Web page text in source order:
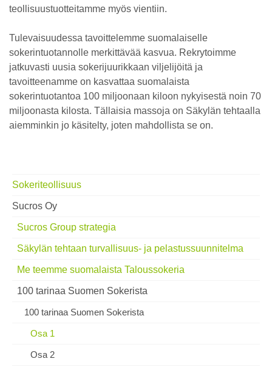
Sokeriteollisuus
Sucros Oy
Sucros Group strategia
Säkylän tehtaan turvallisuus- ja pelastussuunnitelma
Me teemme suomalaista Taloussokeria
100 tarinaa Suomen Sokerista
100 tarinaa Suomen Sokerista
Osa 1
Osa 2
teollisuustuotteitamme myös vientiin.
Tulevaisuudessa tavoittelemme suomalaiselle
sokerintuotannolle merkittävää kasvua. Rekrytoimme
jatkuvasti uusia sokerijuurikkaan viljelijöitä ja
tavoitteenamme on kasvattaa suomalaista
sokerintuotantoa 100 miljoonaan kiloon nykyisestä noin 70
miljoonasta kilosta. Tällaisia massoja on Säkylän tehtaalla
aiemminkin jo käsitelty, joten mahdollista se on.